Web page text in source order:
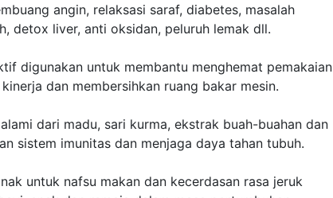
angin, relaksasi saraf, diabetes, masalah
detox liver, anti oksidan, peluruh lemak dll.
digunakan untuk membantu menghemat pemakaian
dan membersihkan ruang bakar mesin.
dari madu, sari kurma, ekstrak buah-buahan dan
sistem imunitas dan menjaga daya tahan tubuh.
untuk nafsu makan dan kecerdasan rasa jeruk